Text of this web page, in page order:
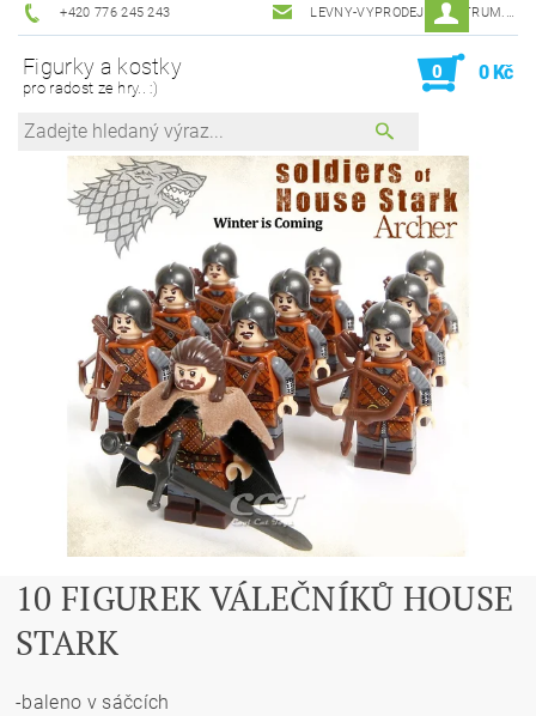
+420 776 245 243 LEVNY-VYPRODEJ@CENTRUM.CZ
Figurky a kostky
pro radost ze hry.. :)
0 0 Kč
10 FIGUREK VÁLEČNÍKŮ HOUSE
STARK
-baleno v sáčcích